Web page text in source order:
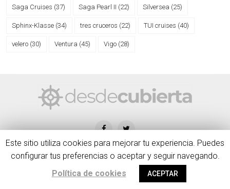
Saga Cruises (37) Saga Pearl II (22) Silversea (25)
Sphinx-Klasse (34) tres cruceros (22) TUI cruises (40)
velero (30) Ventura (45) Vigo (28)
desdecubierta.com © 2020 | Blog creado y administrado por Diego
Veiga
Este sitio utiliza cookies para mejorar tu experiencia. Puedes
configurar tus preferencias o aceptar y seguir navegando.
Política de cookies
ACEPTAR